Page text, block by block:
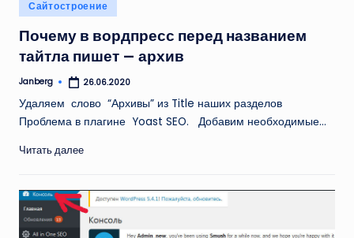
Опубликовано
в
Сайтостроение
Почему в вордпресс перед названием
тайтла пишет — архив
Запись
Janberg 26.06.2020
Удаляем слово “Архивы” из Title наших разделов
Проблема в плагине Yoast SEO. Добавим необходимые…
Читать далее